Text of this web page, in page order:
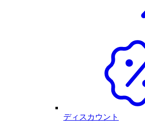
ディスカウント